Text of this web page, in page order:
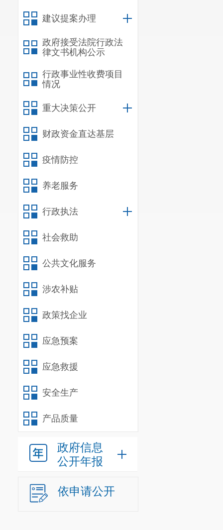
建议提案办理
政府接受法院行政法
律文书机构公示
行政事业性收费项目
情况
重大决策公开
财政资金直达基层
疫情防控
养老服务
行政执法
社会救助
公共文化服务
涉农补贴
政策找企业
应急预案
应急救援
安全生产
产品质量
政府信息
公开年报
依申请公开